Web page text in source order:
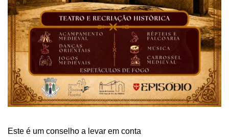
Este é um conselho a levar em conta